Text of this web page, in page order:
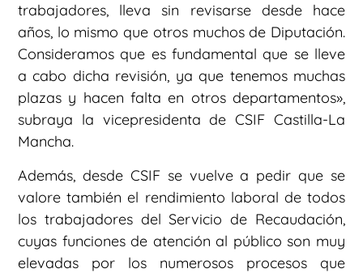
trabajadores, lleva sin revisarse desde hace
años, lo mismo que otros muchos de Diputación.
Consideramos que es fundamental que se lleve
a cabo dicha revisión, ya que tenemos muchas
plazas y hacen falta en otros departamentos»,
subraya la vicepresidenta de CSIF Castilla-La
Mancha.
Además, desde CSIF se vuelve a pedir que se
valore también el rendimiento laboral de todos
los trabajadores del Servicio de Recaudación,
cuyas funciones de atención al público son muy
elevadas por los numerosos procesos que